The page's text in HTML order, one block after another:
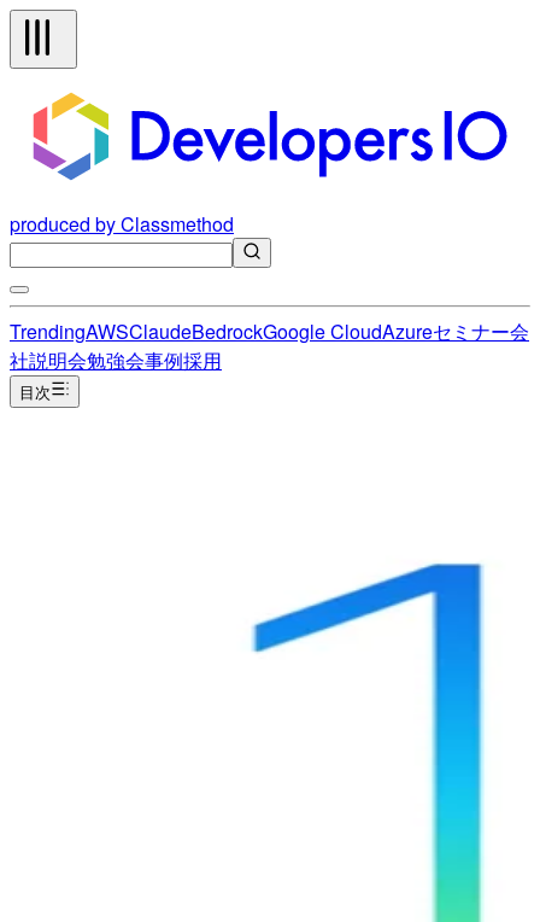
produced by Classmethod
TrendingAWSClaudeBedrockGoogle CloudAzureセミナー会
社説明会勉強会事例採用
目次